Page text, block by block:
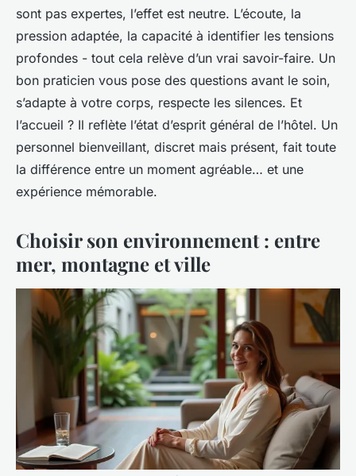
sont pas expertes, l’effet est neutre. L’écoute, la
pression adaptée, la capacité à identifier les tensions
profondes - tout cela relève d’un vrai savoir-faire. Un
bon praticien vous pose des questions avant le soin,
s’adapte à votre corps, respecte les silences. Et
l’accueil ? Il reflète l’état d’esprit général de l’hôtel. Un
personnel bienveillant, discret mais présent, fait toute
la différence entre un moment agréable… et une
expérience mémorable.
Choisir son environnement : entre
mer, montagne et ville